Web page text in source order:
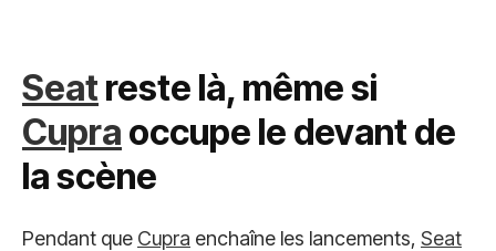
Seatreste là, même si
Cupra occupe le devant de
la scène
Pendant que Cupra enchaîne les lancements, Seat